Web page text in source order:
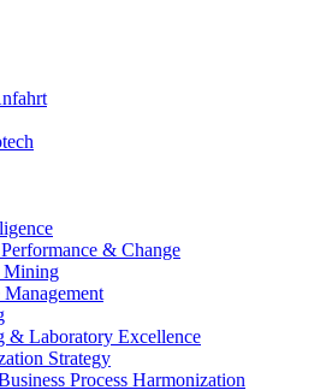
& Change
Mining
Management
& Laboratory Excellence
Strategy
Process Harmonization